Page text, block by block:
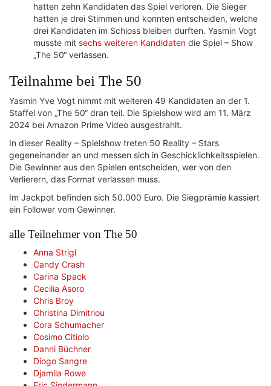
hatten zehn Kandidaten das Spiel verloren. Die Sieger
hatten je drei Stimmen und konnten entscheiden, welche
drei Kandidaten im Schloss bleiben durften. Yasmin Vogt
musste mit sechs weiteren Kandidaten die Spiel – Show
„The 50“ verlassen.
Teilnahme bei The 50
Yasmin Yve Vogt nimmt mit weiteren 49 Kandidaten an der 1.
Staffel von „The 50“ dran teil. Die Spielshow wird am 11. März
2024 bei Amazon Prime Video ausgestrahlt.
In dieser Reality – Spielshow treten 50 Reality – Stars
gegeneinander an und messen sich in Geschicklichkeitsspielen.
Die Gewinner aus den Spielen entscheiden, wer von den
Verlierern, das Format verlassen muss.
Im Jackpot befinden sich 50.000 Euro. Die Siegprämie kassiert
ein Follower vom Gewinner.
alle Teilnehmer von The 50
Anna Strigl
Candy Crash
Carina Spack
Cecilia Asoro
Chris Broy
Christina Dimitriou
Cora Schumacher
Cosimo Citiolo
Danni Büchner
Diogo Sangre
Djamila Rowe